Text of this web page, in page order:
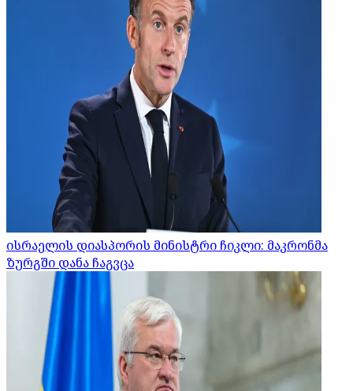
ისრაელის დიასპორის მინისტრი ჩიკლი: მაკრონმა
ზურგში დანა ჩაგვცა